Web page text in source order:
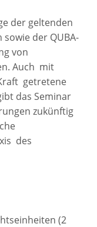
der geltenden
der QUBA-
von
Auch mit
getretene
das Seminar
zukünftig
des
(2